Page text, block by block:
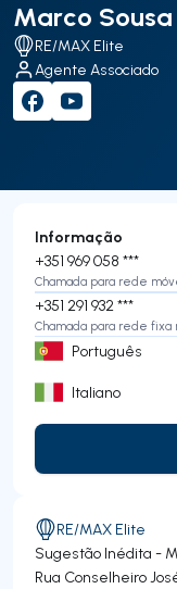
Marco Sousa
RE/MAX Elite
Agente Associado
Informação
+351 969 058 ***
Chamada para rede
+351 291 932 ***
Chamada para rede fixa
Português
Italiano
RE/MAX Elite
Sugestão Inédita -
Rua Conselheiro